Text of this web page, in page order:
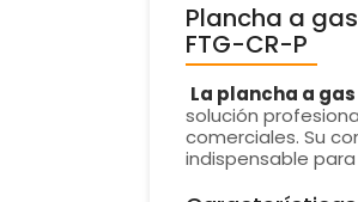
Plancha a
FTG-CR-P
La plancha a
solución
comerciales. Su
indispensable